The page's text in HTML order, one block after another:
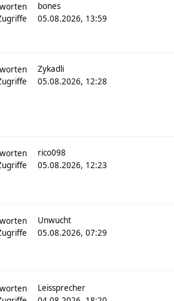
bones
05.08.2026, 13:59
Zykadli
05.08.2026, 12:28
rico098
05.08.2026, 12:23
Unwucht
05.08.2026, 07:29
Leissprecher